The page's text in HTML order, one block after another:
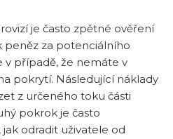
je často zpětné ověření
za potenciálního
v případě, že nemáte v
pokrytí. Následující náklady
z určeného toku části
pokrok je často
odradit uživatele od